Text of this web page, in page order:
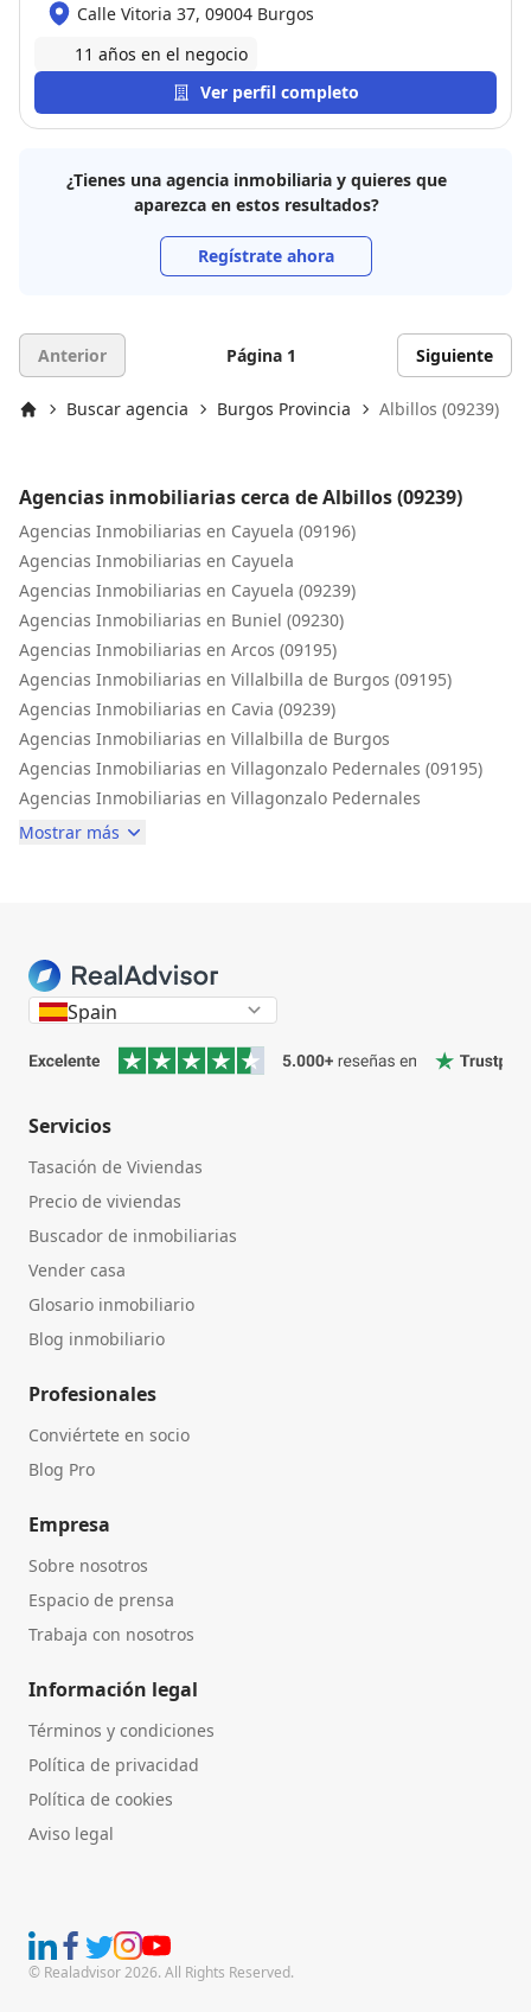
Calle Vitoria 37, 09004 Burgos
11 años en el negocio
Ver perfil completo
¿Tienes una agencia inmobiliaria y quieres que
aparezca en estos resultados?
Regístrate ahora
Anterior Página 1 Siguiente
Buscar agencia Burgos Provincia Albillos (09239)
Agencias inmobiliarias cerca de Albillos (09239)
Agencias Inmobiliarias en Cayuela (09196)
Agencias Inmobiliarias en Cayuela
Agencias Inmobiliarias en Cayuela (09239)
Agencias Inmobiliarias en Buniel (09230)
Agencias Inmobiliarias en Arcos (09195)
Agencias Inmobiliarias en Villalbilla de Burgos (09195)
Agencias Inmobiliarias en Cavia (09239)
Agencias Inmobiliarias en Villalbilla de Burgos
Agencias Inmobiliarias en Villagonzalo Pedernales (09195)
Agencias Inmobiliarias en Villagonzalo Pedernales
Mostrar más
Spain
Servicios
Tasación de Viviendas
Precio de viviendas
Buscador de inmobiliarias
Vender casa
Glosario inmobiliario
Blog inmobiliario
Profesionales
Conviértete en socio
Blog Pro
Empresa
Sobre nosotros
Espacio de prensa
Trabaja con nosotros
Información legal
Términos y condiciones
Política de privacidad
Política de cookies
Aviso legal
© Realadvisor 2026. All Rights Reserved.